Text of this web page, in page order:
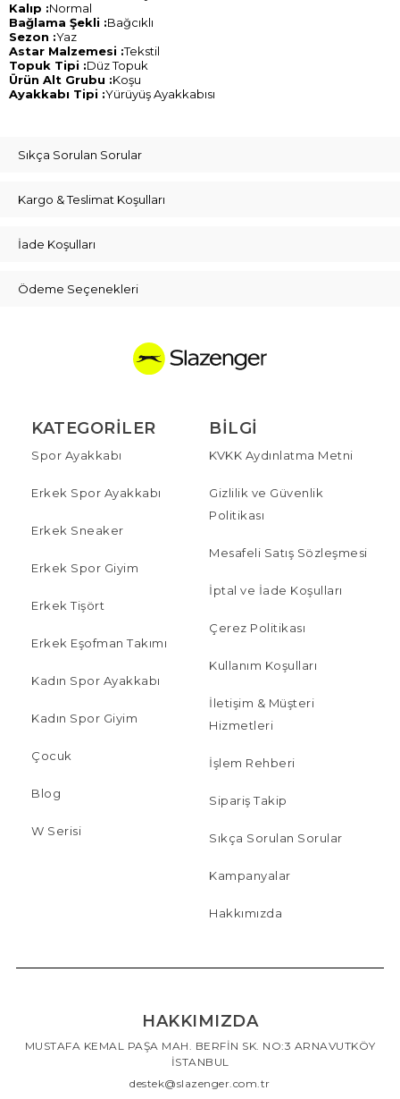
Kalıp :Normal
Bağlama Şekli :Bağcıklı
Sezon :Yaz
Astar Malzemesi :Tekstil
Topuk Tipi :Düz Topuk
Ürün Alt Grubu :Koşu
Ayakkabı Tipi :Yürüyüş Ayakkabısı
Sıkça Sorulan Sorular
Kargo & Teslimat Koşulları
İade Koşulları
Ödeme Seçenekleri
KATEGORILER
Spor Ayakkabı
Erkek Spor Ayakkabı
Erkek Sneaker
Erkek Spor Giyim
Erkek Tişört
Erkek Eşofman Takımı
Kadın Spor Ayakkabı
Kadın Spor Giyim
Çocuk
Blog
W Serisi
BILGI
KVKK Aydınlatma Metni
Gizlilik ve Güvenlik
Politikası
Mesafeli Satış Sözleşmesi
İptal ve İade Koşulları
Çerez Politikası
Kullanım Koşulları
İletişim & Müşteri
Hizmetleri
İşlem Rehberi
Sipariş Takip
Sıkça Sorulan Sorular
Kampanyalar
Hakkımızda
HAKKIMIZDA
MUSTAFA KEMAL PAŞA MAH. BERFİN SK. NO:3 ARNAVUTKÖY
İSTANBUL
destek@slazenger.com.tr